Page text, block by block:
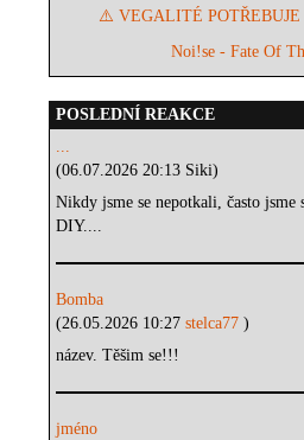
⚠️ VEGALITÉ
Noi!se - Fate Of
POSLEDNÍ REAKCE
...
(06.07.2026 20:13 Siki)
Nikdy jsme se nepotkali, často
DIY....
Bomba
(26.05.2026 10:27stelca77)
název. Těšim se!!!
jméno